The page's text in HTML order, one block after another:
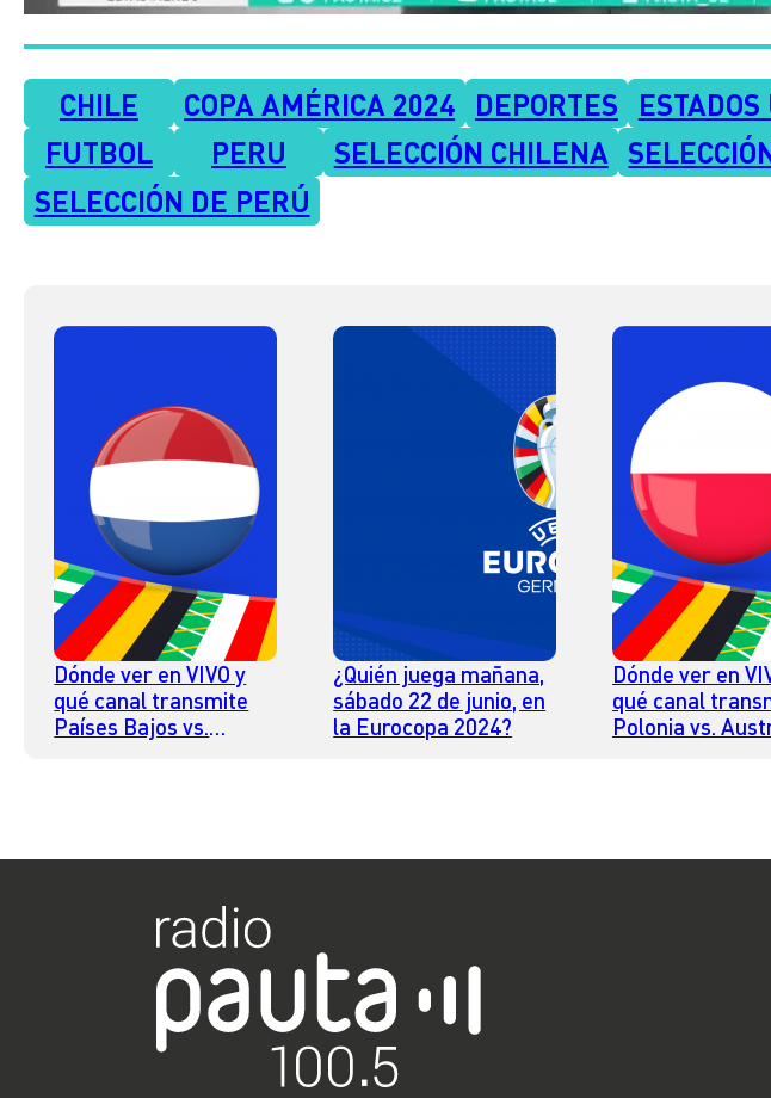
CHILE COPA AMÉRICA 2024 DEPORTES
FUTBOL
PERU SELECCIÓN CHILENA
SELECCIÓN DE PERÚ
Dónde ver en VIVO y
qué canal transmite
Países Bajos vs.
¿Quién juega mañana,
sábado 22 de junio, en
la Eurocopa 2024?
Dónde ver en
qué canal
Polonia vs.